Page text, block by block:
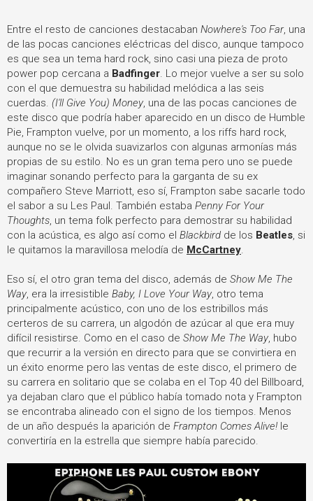
Entre el resto de canciones destacaban Nowhere's Too Far, una
de las pocas canciones eléctricas del disco, aunque tampoco
es que sea un tema hard rock, sino casi una pieza de proto
power pop cercana a Badfinger. Lo mejor vuelve a ser su solo
con el que demuestra su habilidad melódica a las seis
cuerdas. (I'll Give You) Money, una de las pocas canciones de
este disco que podría haber aparecido en un disco de Humble
Pie, Frampton vuelve, por un momento, a los riffs hard rock,
aunque no se le olvida suavizarlos con algunas armonías más
propias de su estilo. No es un gran tema pero uno se puede
imaginar sonando perfecto para la garganta de su ex
compañero Steve Marriott, eso sí, Frampton sabe sacarle todo
el sabor a su Les Paul. También estaba Penny For Your
Thoughts, un tema folk perfecto para demostrar su habilidad
con la acústica, es algo así como el Blackbird de los Beatles, si
le quitamos la maravillosa melodía de McCartney.
Eso sí, el otro gran tema del disco, además de Show Me The
Way, era la irresistible Baby, I Love Your Way, otro tema
principalmente acústico, con uno de los estribillos más
certeros de su carrera, un algodón de azúcar al que era muy
difícil resistirse. Como en el caso de Show Me The Way, hubo
que recurrir a la versión en directo para que se convirtiera en
un éxito enorme pero las ventas de este disco, el primero de
su carrera en solitario que se colaba en el Top 40 del Billboard,
ya dejaban claro que el público había tomado nota y Frampton
se encontraba alineado con el signo de los tiempos. Menos
de un año después la aparición de Frampton Comes Alive! le
convertiría en la estrella que siempre había parecido.